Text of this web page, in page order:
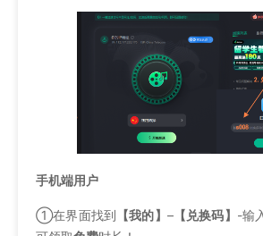
手机端用户
①在界面找到 【我的】 –【兑换码】 -输